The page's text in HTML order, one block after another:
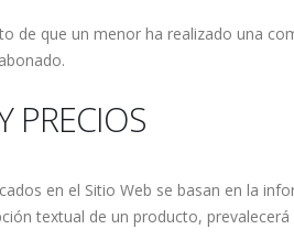
de que un menor ha realizado una
PRECIOS
en el Sitio Web se basan en la
textual de un producto,